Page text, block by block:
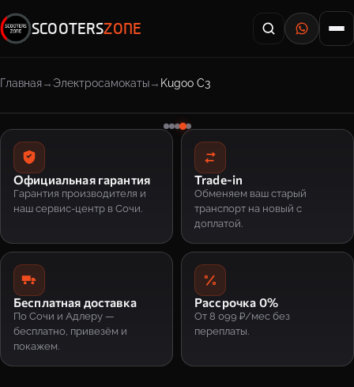
SCOOTERSZONE
Главная Электросамокаты Kugoo C3
Официальная гарантия
Гарантия производителя и
наш сервис-центр в Сочи.
Trade-in
Обменяем ваш старый
транспорт на новый с
доплатой.
Бесплатная доставка
По Сочи и Адлеру —
бесплатно, привезём и
покажем.
Рассрочка 0%
От 8 099 ₽/мес без
переплаты.